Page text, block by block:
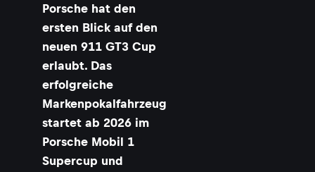
Porsche hat den
ersten Blick auf den
neuen 911 GT3 Cup
erlaubt. Das
erfolgreiche
Markenpokalfahrzeug
startet ab 2026 im
Porsche Mobil 1
Supercup und